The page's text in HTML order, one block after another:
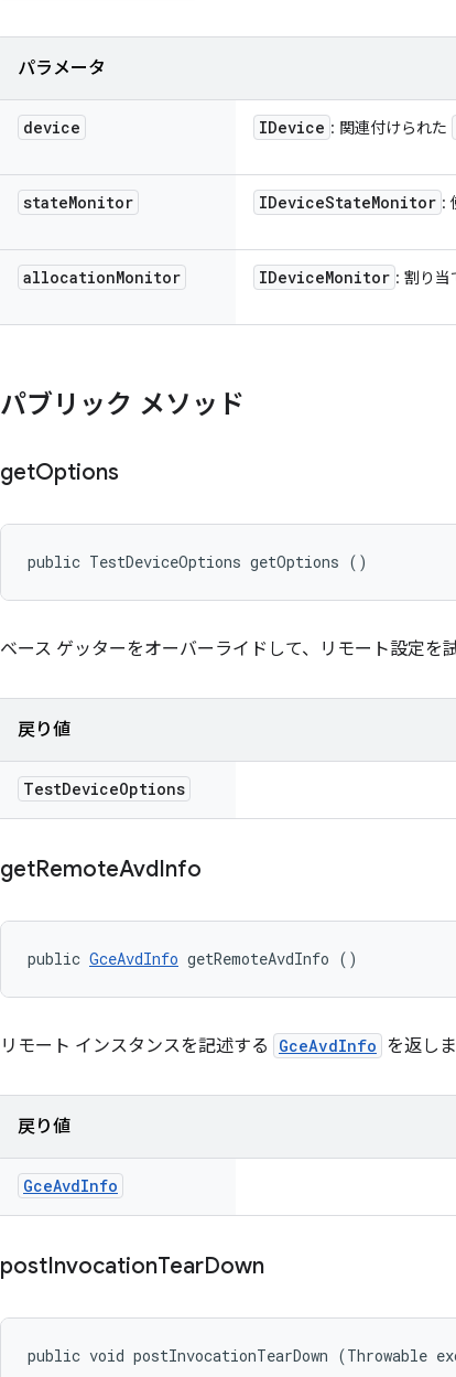
パラメータ
device IDevice : 関連付けられた
stateMonitor IDeviceStateMonitor :
allocationMonitor IDeviceMonitor : 割り当
パブリック メソッド
getOptions
public TestDeviceOptions getOptions ()
ベース ゲッターをオーバーライドして、リモート設定を
戻り値
TestDeviceOptions
getRemoteAvdInfo
public GceAvdInfo getRemoteAvdInfo ()
リモート インスタンスを記述する GceAvdInfo を返しま
戻り値
GceAvdInfo
postInvocationTearDown
public void postInvocationTearDown (Throwable